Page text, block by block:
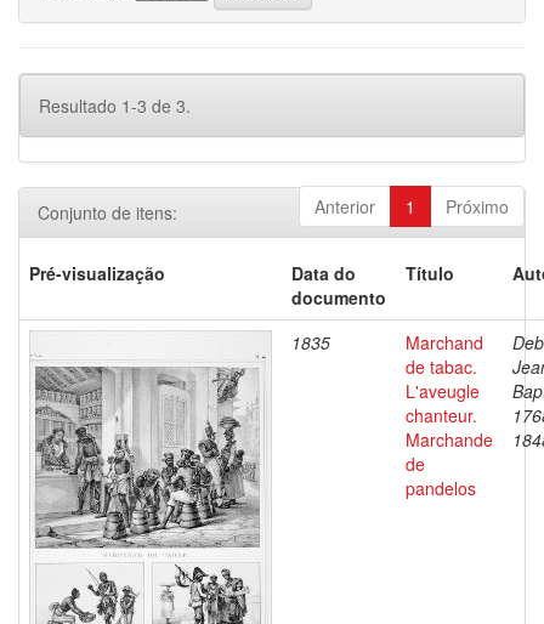
Resultado 1-3 de 3.
Anterior 1 Próximo
Conjunto de itens:
Pré-visualização
Data do
documento
Título
1835
Marchand
de tabac.
L'aveugle
chanteur.
Marchande
de
pandelos